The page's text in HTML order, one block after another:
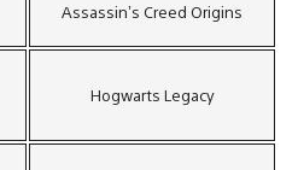
Assassin’s Creed Origins
Hogwarts Legacy